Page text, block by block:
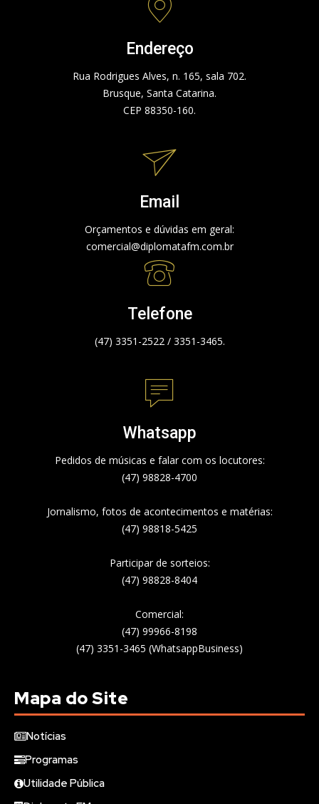
Endereço
Rua Rodrigues Alves, n. 165, sala 702.
Brusque, Santa Catarina.
CEP 88350-160.
Email
Orçamentos e dúvidas em geral:
comercial@diplomatafm.com.br
Telefone
(47) 3351-2522 / 3351-3465.
Whatsapp
Pedidos de músicas e falar com os locutores:
(47) 98828-4700
Jornalismo, fotos de acontecimentos e matérias:
(47) 98818-5425
Participar de sorteios:
(47) 98828-8404
Comercial:
(47) 99966-8198
(47) 3351-3465 (WhatsappBusiness)
Mapa do Site
Notícias
Programas
Utilidade Pública